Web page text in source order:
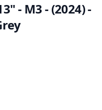
- M3 - (2024) -